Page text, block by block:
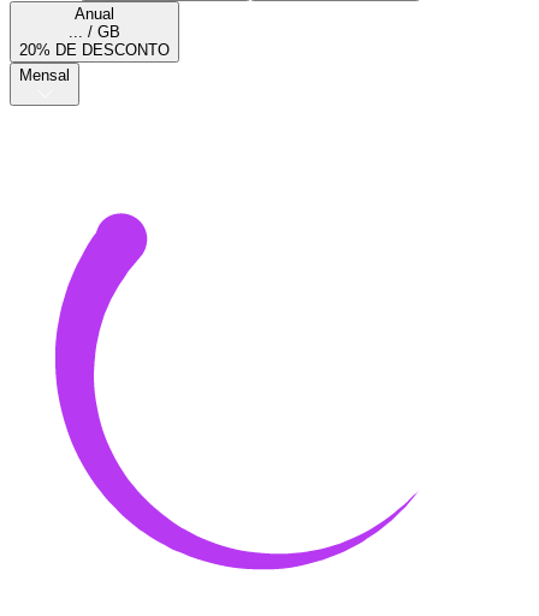
Anual
... / GB
20% DE DESCONTO
Mensal